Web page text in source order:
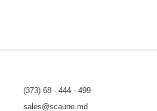
(373) 68 - 444 - 499
sales@scaune.md